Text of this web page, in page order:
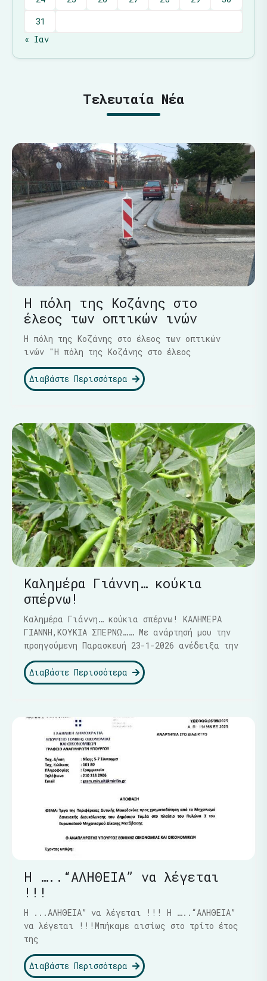
31
« Ιαν
Τελευταία Νέα
Η πόλη της Κοζάνης στο
έλεος των οπτικών ινών
Η πόλη της Κοζάνης στο έλεος των οπτικών
ινών "Η πόλη της Κοζάνης στο έλεος
Διαβάστε Περισσότερα
Καλημέρα Γιάννη… κούκια
σπέρνω!
Καλημέρα Γιάννη… κούκια σπέρνω! ΚΑΛΗΜΕΡΑ
ΓΙΑΝΝΗ,ΚΟΥΚΙΑ ΣΠΕΡΝΩ…… Με ανάρτησή μου την
προηγούμενη Παρασκευή 23-1-2026 ανέδειξα την
Διαβάστε Περισσότερα
Η …..“ΑΛΗΘΕΙΑ” να λέγεται
!!!
Η ...ΑΛΗΘΕΙΑ” να λέγεται !!! Η …..“ΑΛΗΘΕΙΑ”
να λέγεται !!!Μπήκαμε αισίως στο τρίτο έτος
της
Διαβάστε Περισσότερα